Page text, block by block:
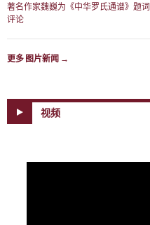
著名作家魏巍为《中华罗氏通谱》题词
评论
更多 图片新闻 →
视频